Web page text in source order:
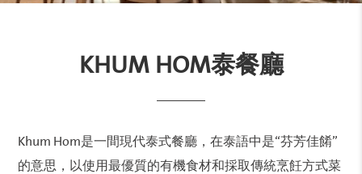
KHUM HOM泰餐廳
Khum Hom是一間現代泰式餐廳，在泰語中是“芬芳佳餚”
的意思，以使用最優質的有機食材和採取傳統烹飪方式菜